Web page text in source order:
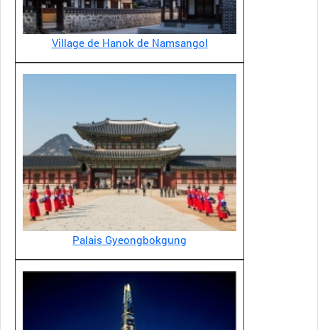
Village de Hanok de Namsangol
Palais Gyeongbokgung